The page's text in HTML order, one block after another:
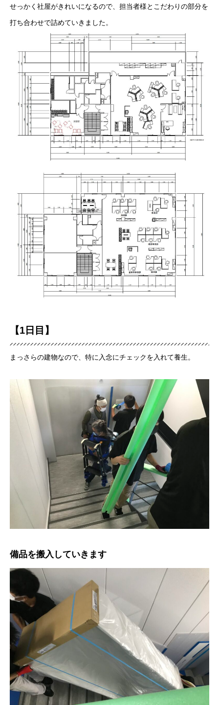
せっかく社屋がきれいになるので、担当者様とこだわりの部分を
打ち合わせで詰めていきました。
【1日目】
まっさらの建物なので、特に入念にチェックを入れて養生。
備品を搬入していきます